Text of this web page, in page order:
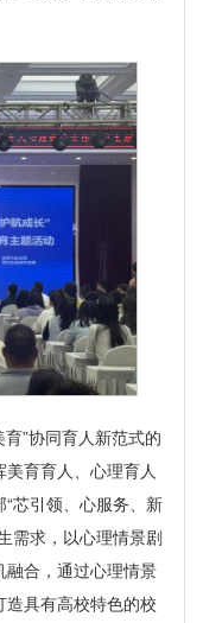
”协同育人新范式的
育育人、心理育人
芯引领、心服务、新
需求，以心理情景剧
融合，通过心理情景
具有高校特色的校